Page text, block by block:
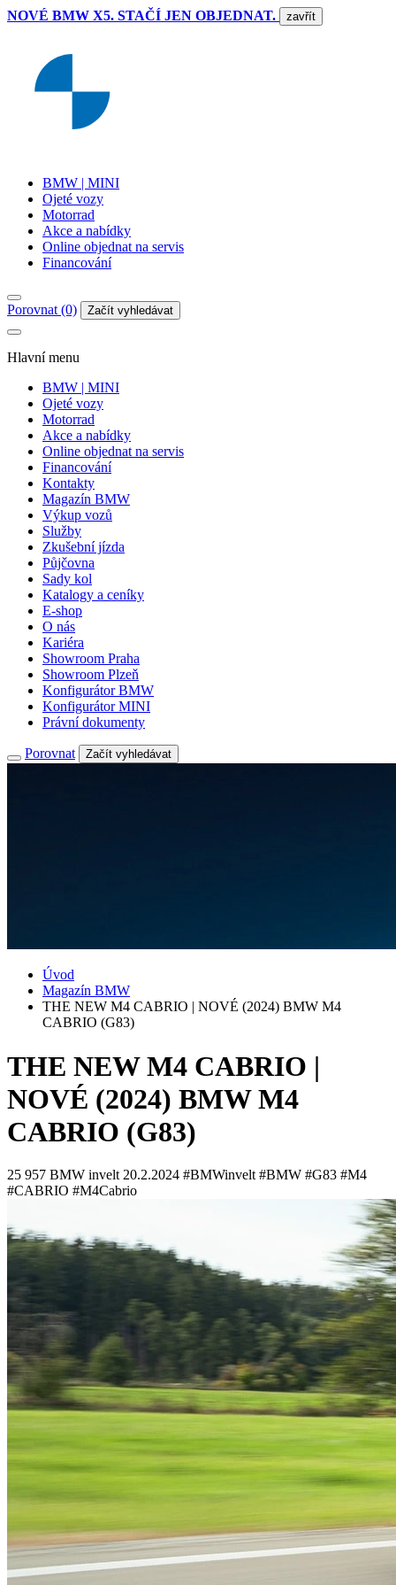
NOVÉ BMW X5. STAČÍ JEN OBJEDNAT. zavřít
BMW | MINI
Ojeté vozy
Motorrad
Akce a nabídky
Online objednat na servis
Financování
Porovnat (0) Začít vyhledávat
Hlavní menu
BMW | MINI
Ojeté vozy
Motorrad
Akce a nabídky
Online objednat na servis
Financování
Kontakty
Magazín BMW
Výkup vozů
Služby
Zkušební jízda
Půjčovna
Sady kol
Katalogy a ceníky
E-shop
O nás
Kariéra
Showroom Praha
Showroom Plzeň
Konfigurátor BMW
Konfigurátor MINI
Právní dokumenty
Porovnat Začít vyhledávat
Úvod
Magazín BMW
THE NEW M4 CABRIO | NOVÉ (2024) BMW M4
CABRIO (G83)
THE NEW M4 CABRIO |
NOVÉ (2024) BMW M4
CABRIO (G83)
25 957 BMW invelt 20.2.2024 #BMWinvelt #BMW #G83 #M4
#CABRIO #M4Cabrio